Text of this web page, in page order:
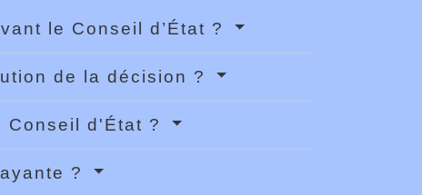
le Conseil d’État ?
de la décision ?
Conseil d'État ?
?